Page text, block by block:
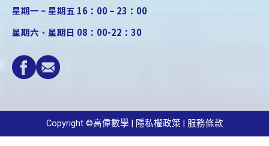
星期一 ~ 星期五 16：00 – 23：00
星期六、星期日 08：00-22：30
Copyright ©高偉數學 | 隱私權政策 | 服務條款